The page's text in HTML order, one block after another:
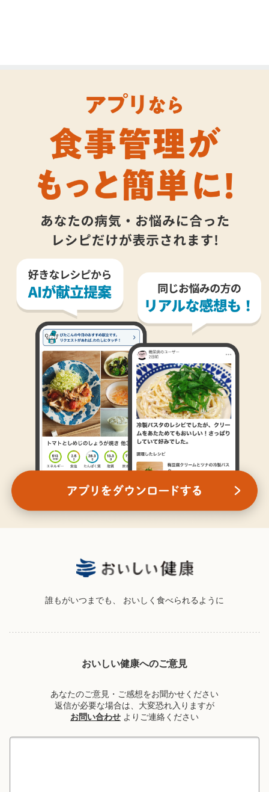
誰もがいつまでも、 おいしく食べられるように
おいしい健康へのご意見
あなたのご意見・ご感想をお聞かせください
返信が必要な場合は、大変恐れ入りますが
お問い合わせ よりご連絡ください